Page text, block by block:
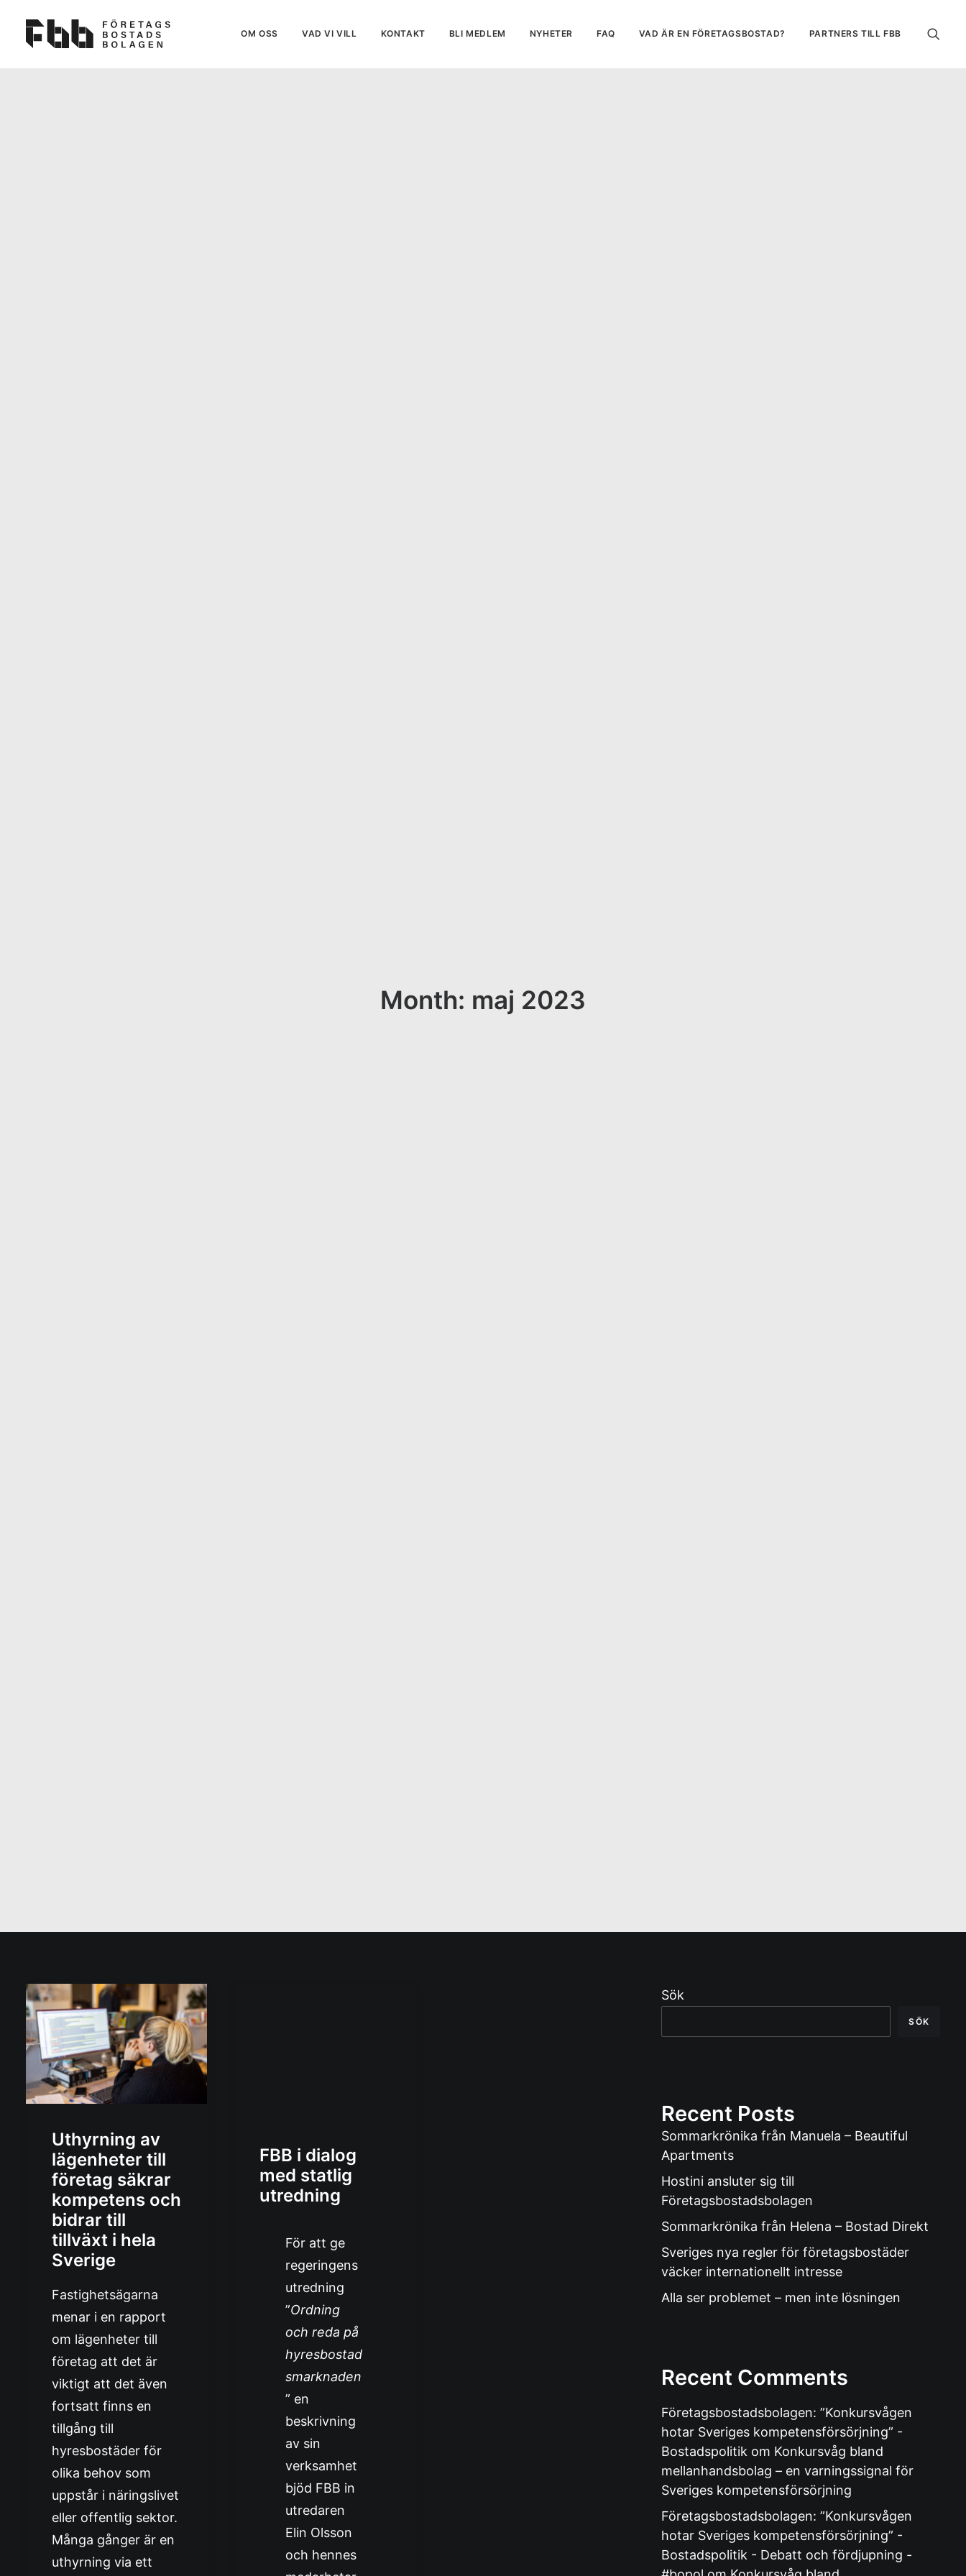
OM OSS VAD VI VILL KONTAKT BLI MEDLEM NYHETER FAQ VAD ÄR EN FÖRETAGSBOSTAD? PARTNERS TILL FBB
Month: maj 2023
Uthyrning av
lägenheter till
företag säkrar
kompetens och
bidrar till
tillväxt i hela
Sverige
Fastighetsägarna
menar i en rapport
om lägenheter till
företag att det är
viktigt att det även
fortsatt finns en
tillgång till
hyresbostäder för
olika behov som
uppstår i näringslivet
eller offentlig sektor.
Många gånger är en
uthyrning via ett
FBB i dialog
med statlig
utredning
För att ge
regeringens
utredning
”Ordning
och reda på
hyresbostad
smarknaden
” en
beskrivning
av sin
verksamhet
bjöd FBB in
utredaren
Elin Olsson
och hennes
Sök
SÖK
Recent Posts
Sommarkrönika från Manuela – Beautiful
Apartments
Hostini ansluter sig till
Företagsbostadsbolagen
Sommarkrönika från Helena – Bostad Direkt
Sveriges nya regler för företagsbostäder
väcker internationellt intresse
Alla ser problemet – men inte lösningen
Recent Comments
Företagsbostadsbolagen: ”Konkursvågen
hotar Sveriges kompetensförsörjning” -
Bostadspolitik om Konkursvåg bland
mellanhandsbolag – en varningssignal för
Sveriges kompetensförsörjning
Företagsbostadsbolagen: ”Konkursvågen
hotar Sveriges kompetensförsörjning” -
Bostadspolitik - Debatt och fördjupning -